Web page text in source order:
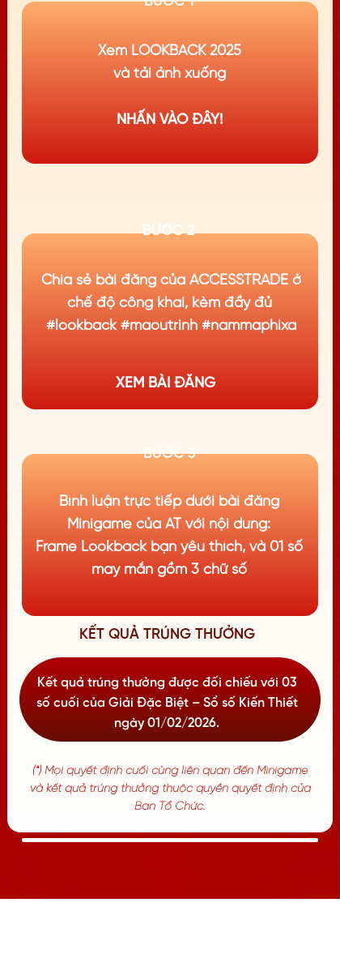
BƯỚC 2
BƯỚC 3
NHẤN VÀO ĐÂY!
Xem LOOKBACK 2025
và tải ảnh xuống
Chia sẻ bài đăng của ACCESSTRADE ở
chế độ công khai, kèm đầy đủ
#lookback #maoutrinh #nammaphixa
Bình luận trực tiếp dưới bài đăng
Minigame của AT với nội dung:
Frame Lookback bạn yêu thích, và 01 số
may mắn gồm 3 chữ số
KẾT QUẢ TRÚNG THƯỞNG
Kết quả trúng thưởng được đối chiếu với 03
số cuối của Giải Đặc Biệt – Sổ số Kiến Thiết
ngày 01/02/2026.
(*) Mọi quyết định cuối cùng liên quan đến Minigame
và kết quả trúng thưởng thuộc quyền quyết định của
Ban Tổ Chức.
XEM BÀI ĐĂNG